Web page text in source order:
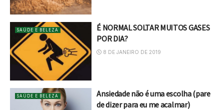
SAÚDE E BELEZA
É NORMAL SOLTAR MUITOS GASES
POR DIA?
8 DE JANEIRO DE 2019
SAÚDE E BELEZA
Ansiedade não é uma escolha (pare
de dizer para eu me acalmar)